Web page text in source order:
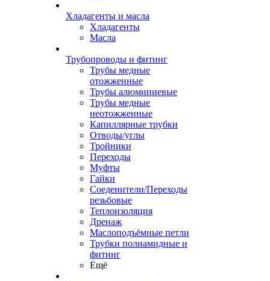
Хладагенты и масла
Хладагенты
Масла
Трубопроводы и фитинг
Трубы медные
отожженные
Трубы алюминиевые
Трубы медные
неотожженные
Капиллярные трубки
Отводы/углы
Тройники
Переходы
Муфты
Гайки
Соеденители/Переходы
резьбовые
Теплоизоляция
Дренаж
Маслоподъёмные петли
Трубки полиамидные и
фитинг
Ещё